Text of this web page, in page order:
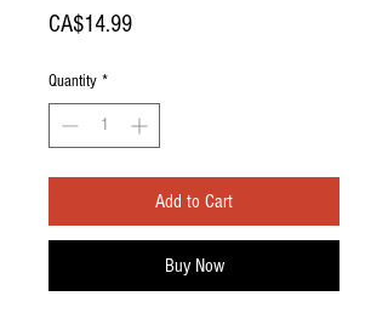
CA$14.99Price
Quantity *
Add to Cart
Buy Now